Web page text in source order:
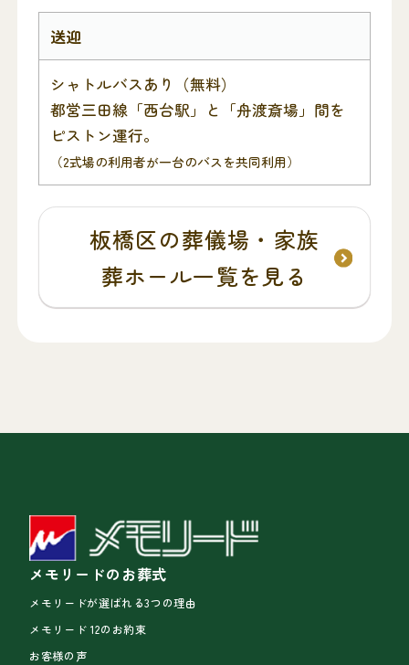
送迎
シャトルバスあり（無料）
都営三田線「西台駅」と「舟渡斎場」間を
ピストン運行。
（2式場の利用者が一台のバスを共同利用）
板橋区の葬儀場・家族
葬ホール一覧を見る
メモリードのお葬式
メモリードが選ばれる3つの理由
メモリード 12のお約束
お客様の声